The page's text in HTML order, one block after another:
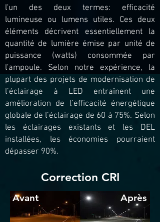
l'un des deux termes: efficacité
lumineuse ou lumens utiles. Ces deux
éléments décrivent essentiellement la
quantité de lumière émise par unité de
puissance (watts) consommée par
l'ampoule. Selon notre expérience, la
plupart des projets de modernisation de
l’éclairage à LED entraînent une
amélioration de l’efficacité énergétique
globale de l’éclairage de 60 à 75%. Selon
les éclairages existants et les DEL
installées, les économies pourraient
dépasser 90%.
Correction CRI
Après
Avant